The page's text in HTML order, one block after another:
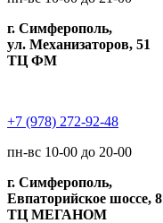
г. Симферополь,
ул. Механизаторов, 51
ТЦ ФМ
+7 (978) 272-92-48
пн-вс 10-00 до 20-00
г. Симферополь,
Евпаторийское шоссе, 8
ТЦ МЕГАНОМ